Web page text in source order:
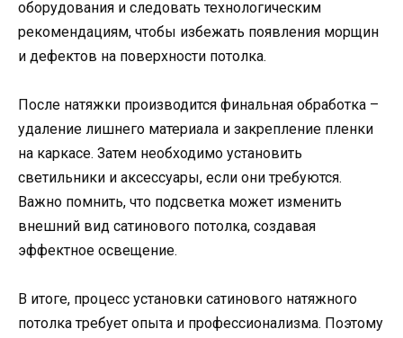
оборудования и следовать технологическим
рекомендациям, чтобы избежать появления морщин
и дефектов на поверхности потолка.
После натяжки производится финальная обработка –
удаление лишнего материала и закрепление пленки
на каркасе. Затем необходимо установить
светильники и аксессуары, если они требуются.
Важно помнить, что подсветка может изменить
внешний вид сатинового потолка, создавая
эффектное освещение.
В итоге, процесс установки сатинового натяжного
потолка требует опыта и профессионализма. Поэтому